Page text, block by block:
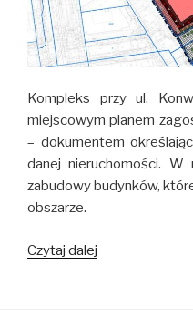
Kompleks przy ul.
miejscowym planem
– dokumentem
danej nieruchomości.
zabudowy budynków,
obszarze.
Czytaj dalej